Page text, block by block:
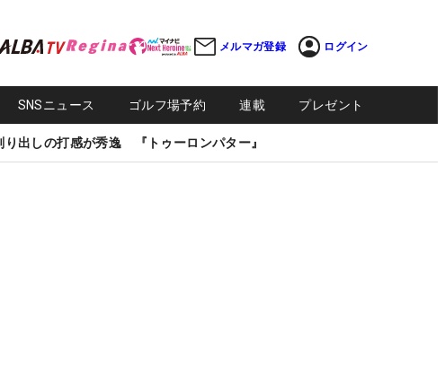
メルマガ登録 ログイン
SNSニュース ゴルフ場予約 連載 プレゼント
り出しの打感が秀逸 『トゥーロンパター』